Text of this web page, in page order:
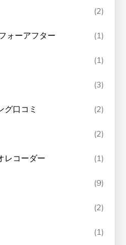
(2)
ォーアフター (1)
(1)
(3)
グ口コミ (2)
(2)
レコーダー (1)
(9)
(2)
(1)